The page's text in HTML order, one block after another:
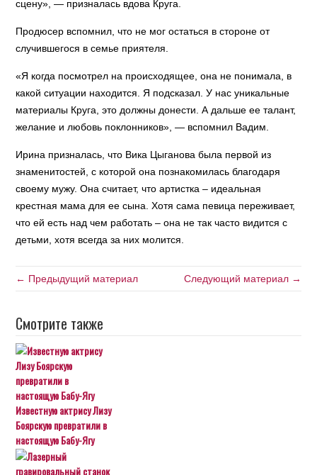
сцену», — призналась вдова Круга.
Продюсер вспомнил, что не мог остаться в стороне от
случившегося в семье приятеля.
«Я когда посмотрел на происходящее, она не понимала, в
какой ситуации находится. Я подсказал. У нас уникальные
материалы Круга, это должны донести. А дальше ее талант,
желание и любовь поклонников», — вспомнил Вадим.
Ирина призналась, что Вика Цыганова была первой из
знаменитостей, с которой она познакомилась благодаря
своему мужу. Она считает, что артистка – идеальная
крестная мама для ее сына. Хотя сама певица переживает,
что ей есть над чем работать – она не так часто видится с
детьми, хотя всегда за них молится.
← Предыдущий материал Следующий материал →
Смотрите также
Известную актрису Лизу
Боярскую превратили в
настоящую Бабу-Ягу